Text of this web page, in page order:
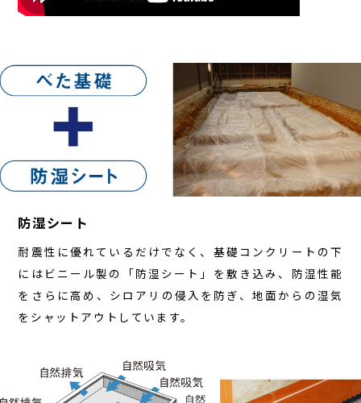
防湿シート
耐震性に優れているだけでなく、基礎コンクリートの下
にはビニール製の「防湿シート」を敷き込み、防湿性能
をさらに高め、シロアリの侵入を防ぎ、地面からの湿気
をシャットアウトしています。